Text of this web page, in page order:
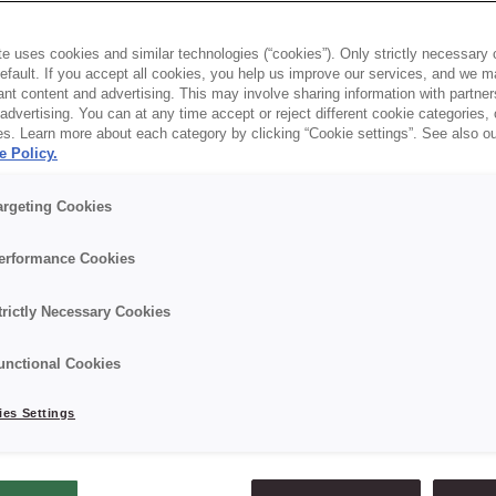
wielu czynników. Działając sektorze
też na bieżąco monitorować
skoncentrować również swoją uwagę
off-line i które działania przynoszą
zrozumiesz i trafisz do swoich klientów.
uses cookies and similar technologies (“cookies”). Only strictly necessary
If you accept all cookies, you help us improve our services, and we
content and advertising. This may involve sharing information with
You can at any time accept or reject different cookie categories,
Learn more about each category by clicking “Cookie settings”. See also
Policy.
Cookies
Cookies
Necessary Cookies
Cookies
Settings